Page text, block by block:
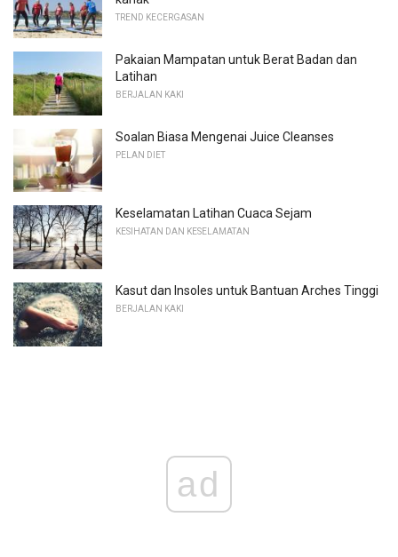
TREND KECERGASAN
Pakaian Mampatan untuk Berat Badan dan
Latihan
BERJALAN KAKI
Soalan Biasa Mengenai Juice Cleanses
PELAN DIET
Keselamatan Latihan Cuaca Sejam
KESIHATAN DAN KESELAMATAN
Kasut dan Insoles untuk Bantuan Arches Tinggi
BERJALAN KAKI
ad